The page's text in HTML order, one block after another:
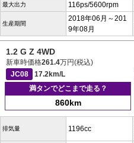
最大出力 116ps/5600rpm
生産期間
2018年06月～201
9年08月
1.2 G Z 4WD
新車時価格261.4万円(税込)
JC08
17.2km/L
満タンでどこまで走る？
860km
排気量 1196cc